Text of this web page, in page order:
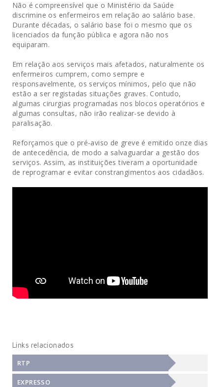
Não é compreensível que o Ministério da Saúde
discrimine os enfermeiros em relação ao salário base.
Durante décadas, o salário base foi o mesmo que os
licenciados da função pública e agora não nos
equiparam.
Em relação aos serviços mais afetados, naturalmente os
enfermeiros cumprem, como sempre e
responsavelmente, os serviços mínimos, pelo que não
estão a ser registadas situações graves. Contudo,
algumas cirurgias programadas nos blocos operatórios e
algumas consultas, não irão realizar-se devido à
paralisação.
Reforçamos que o pré-aviso de greve é emitido onze dias
de antecedência, de modo a salvaguardar a gestão dos
serviços. Assim, as instituições tiveram a oportunidade
de reprogramar e evitar constrangimentos aos cidadãos.
Links relacionados
RTP
EXPRESSO